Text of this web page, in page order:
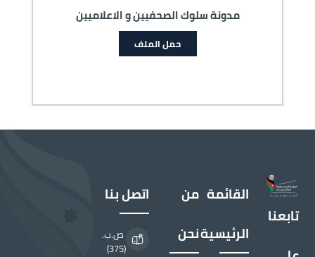
مدونة سلوك الصحفيين و الاعلاميين
حمل الملف
تابعنا
القائمة
الرئيسية
من
نحن
اتصل بنا
ص.ب.
(375)